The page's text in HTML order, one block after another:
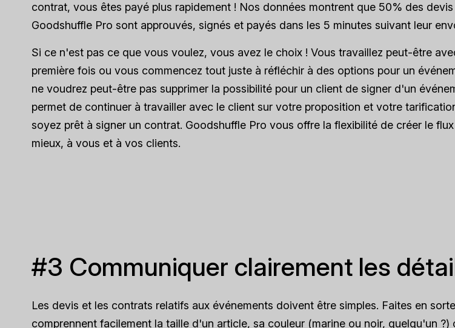
contrat, vous êtes payé plus rapidement ! Nos données montrent que 50% des
Goodshuffle Pro sont approuvés, signés et payés dans les 5 minutes suivant leur
Si ce n'est pas ce que vous voulez, vous avez le choix ! Vous travaillez peut-être
première fois ou vous commencez tout juste à réfléchir à des options pour un
ne voudrez peut-être pas supprimer la possibilité pour un client de signer d'un
permet de continuer à travailler avec le client sur votre proposition et votre
soyez prêt à signer un contrat. Goodshuffle Pro vous offre la flexibilité de créer le
mieux, à vous et à vos clients.
#3 Communiquer clairement les
Les devis et les contrats relatifs aux événements doivent être simples. Faites en
comprennent facilement la taille d'un article, sa couleur (marine ou noir, quelqu'un ?)